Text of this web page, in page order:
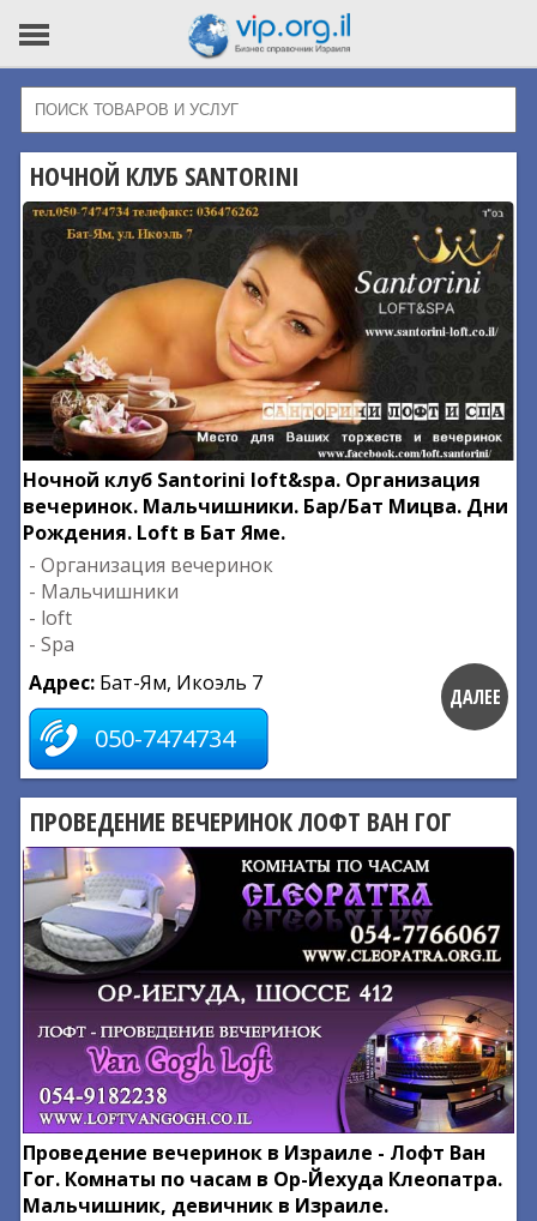
НОЧНОЙ КЛУБ SANTORINI
Ночной клуб Santorini loft&spa. Организация
вечеринок. Мальчишники. Бар/Бат Мицва. Дни
Рождения. Loft в Бат Яме.
- Организация вечеринок
- Мальчишники
- loft
- Spa
Адрес: Бат-Ям, Икоэль 7
050-7474734
ДАЛЕЕ
ПРОВЕДЕНИЕ ВЕЧЕРИНОК ЛОФТ ВАН ГОГ
Проведение вечеринок в Израиле - Лофт Ван
Гог. Комнаты по часам в Ор-Йехуда Клеопатра.
Мальчишник, девичник в Израиле.